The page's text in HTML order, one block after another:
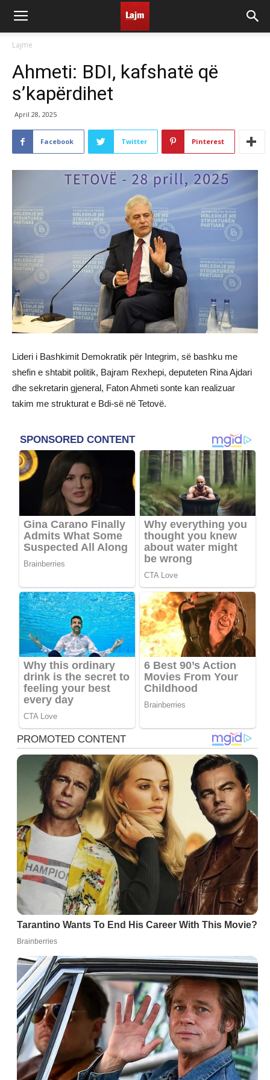
Lajme
Ahmeti: BDI, kafshatë që
s’kapërdihet
April 28, 2025
Facebook Twitter Pinterest
Lideri i Bashkimit Demokratik për Integrim, së bashku me
shefin e shtabit politik, Bajram Rexhepi, deputeten Rina Ajdari
dhe sekretarin gjeneral, Faton Ahmeti sonte kan realizuar
takim me strukturat e Bdi-së në Tetovë.